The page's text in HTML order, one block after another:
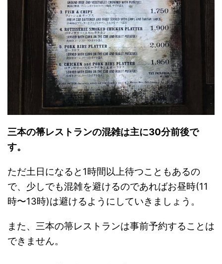
三本の箒レストランの混雑は主に30分前後で
す。
ただ土日になると1時間以上待つこともあるの
で、少しでも混雑を避けるのであればお昼時(11
時〜13時)は避けるようにしていきましょう。
また、三本の箒レストランは事前予約することは
できません。